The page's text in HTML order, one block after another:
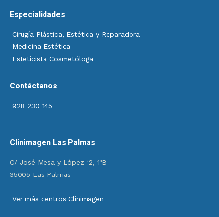
Especialidades
Cirugía Plástica, Estética y Reparadora
Medicina Estética
Esteticista Cosmetóloga
Contáctanos
928 230 145
Clinimagen Las Palmas
C/ José Mesa y López 12, 1ºB
35005 Las Palmas
Ver más centros Clinimagen